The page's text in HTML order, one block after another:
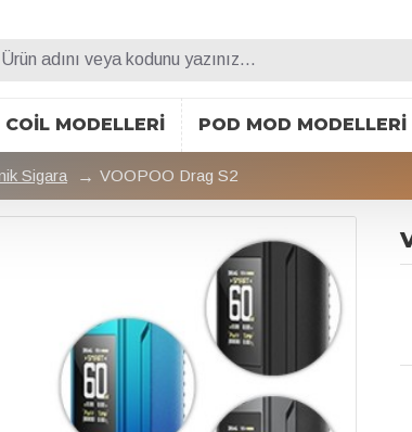
COIL MODELLERI POD MOD MODELLERI
Sigara VOOPOO Drag S2